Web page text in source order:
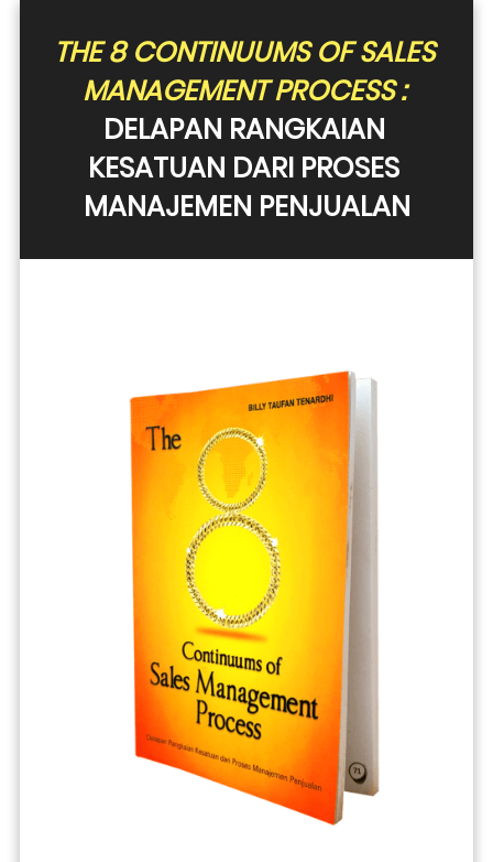
THE 8 CONTINUUMS OF SALES
MANAGEMENT PROCESS :
DELAPAN RANGKAIAN
KESATUAN DARI PROSES
MANAJEMEN PENJUALAN